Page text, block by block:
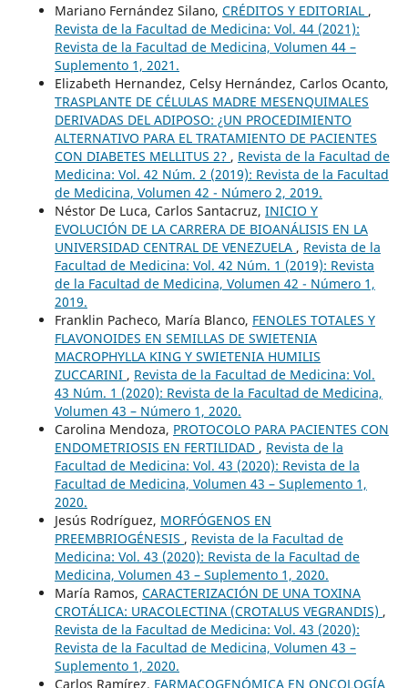
Mariano Fernández Silano, CRÉDITOS Y EDITORIAL ,
Revista de la Facultad de Medicina: Vol. 44 (2021):
Revista de la Facultad de Medicina, Volumen 44 –
Suplemento 1, 2021.
Elizabeth Hernandez, Celsy Hernández, Carlos Ocanto,
TRASPLANTE DE CÉLULAS MADRE MESENQUIMALES
DERIVADAS DEL ADIPOSO: ¿UN PROCEDIMIENTO
ALTERNATIVO PARA EL TRATAMIENTO DE PACIENTES
CON DIABETES MELLITUS 2? , Revista de la Facultad de
Medicina: Vol. 42 Núm. 2 (2019): Revista de la Facultad
de Medicina, Volumen 42 - Número 2, 2019.
Néstor De Luca, Carlos Santacruz, INICIO Y
EVOLUCIÓN DE LA CARRERA DE BIOANÁLISIS EN LA
UNIVERSIDAD CENTRAL DE VENEZUELA , Revista de la
Facultad de Medicina: Vol. 42 Núm. 1 (2019): Revista
de la Facultad de Medicina, Volumen 42 - Número 1,
2019.
Franklin Pacheco, María Blanco, FENOLES TOTALES Y
FLAVONOIDES EN SEMILLAS DE SWIETENIA
MACROPHYLLA KING Y SWIETENIA HUMILIS
ZUCCARINI , Revista de la Facultad de Medicina: Vol.
43 Núm. 1 (2020): Revista de la Facultad de Medicina,
Volumen 43 – Número 1, 2020.
Carolina Mendoza, PROTOCOLO PARA PACIENTES CON
ENDOMETRIOSIS EN FERTILIDAD , Revista de la
Facultad de Medicina: Vol. 43 (2020): Revista de la
Facultad de Medicina, Volumen 43 – Suplemento 1,
2020.
Jesús Rodríguez, MORFÓGENOS EN
PREEMBRIOGÉNESIS , Revista de la Facultad de
Medicina: Vol. 43 (2020): Revista de la Facultad de
Medicina, Volumen 43 – Suplemento 1, 2020.
María Ramos, CARACTERIZACIÓN DE UNA TOXINA
CROTÁLICA: URACOLECTINA (CROTALUS VEGRANDIS) ,
Revista de la Facultad de Medicina: Vol. 43 (2020):
Revista de la Facultad de Medicina, Volumen 43 –
Suplemento 1, 2020.
Carlos Ramírez, FARMACOGENÓMICA EN ONCOLOGÍA